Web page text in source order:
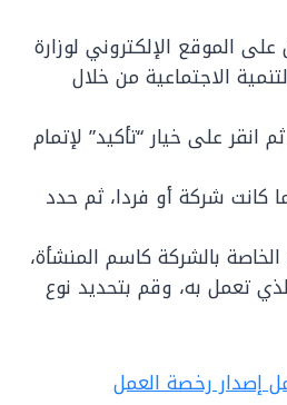
الموقع الإلكتروني لوزارة
الاجتماعية من خلال
انقر على خيار “تأكيد” لإتمام
كانت شركة أو فردا، ثم حدد
الخاصة بالشركة كاسم المنشأة،
تعمل به، وقم بتحديد نوع
إصدار رخصة العمل